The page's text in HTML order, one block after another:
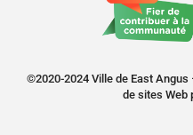
©2020-2024 Ville de East
de sites Web